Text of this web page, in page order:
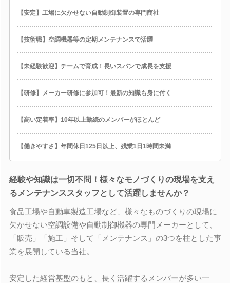
【安定】工場に欠かせない自動制御装置の専門商社
【技術職】空調機器等の定期メンテナンスで活躍
【未経験歓迎】チームで育成！長いスパンで成長を支援
【研修】メーカー研修に参加可！最新の知識も身に付く
【高い定着率】10年以上勤続のメンバーがほとんど
【働きやすさ】年間休日125日以上、残業1日1時間未満
経験や知識は一切不問！様々なモノづくりの現場を支え
るメンテナンススタッフとして活躍しませんか？
食品工場や自動車製造工場など、様々なものづくりの現場に
欠かせない空調設備や自動制御機器の専門メーカーとして、
「販売」「施工」そして「メンテナンス」の3つを柱とした事
業を展開している当社。
安定した経営基盤のもと、長く活躍するメンバーが多い一